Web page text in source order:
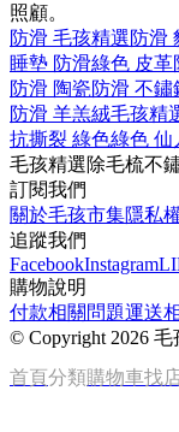
照顧。
防滑 毛孩精選防滑
睡墊 防滑綠色 皮革
防滑 陶瓷防滑 不鏽
防滑 羊羔絨毛孩精
抗撕裂 綠色綠色 仙
毛孩精選除毛梳不
訂閱我們
關於毛孩市集隱私
追蹤我們
FacebookInstagram
購物說明
付款相關問題運送
© Copyright 2026
首頁分類購物車找